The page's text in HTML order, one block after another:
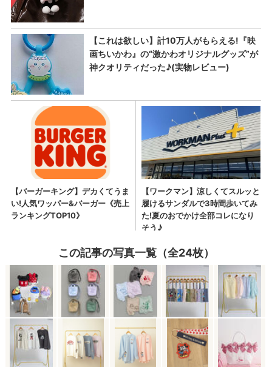
この記事の写真一覧（全24枚）